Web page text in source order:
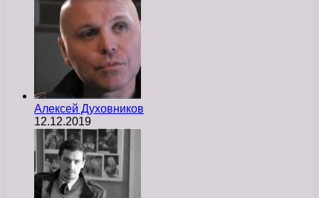
Алексей Духовников
12.12.2019